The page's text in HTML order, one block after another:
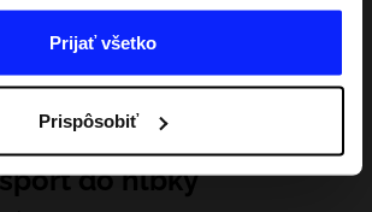
ktoré poskytnete mimo tejto
ako aj s údajmi, ktoré získajú v
ich služieb. S vaším
aby sme zacielili a zlepšili spôsob
reklamy, vykonali analytický
obsah a zlepšili riešenia ponúkané
Prijať všetko
Prispôsobiť
do hĺbky